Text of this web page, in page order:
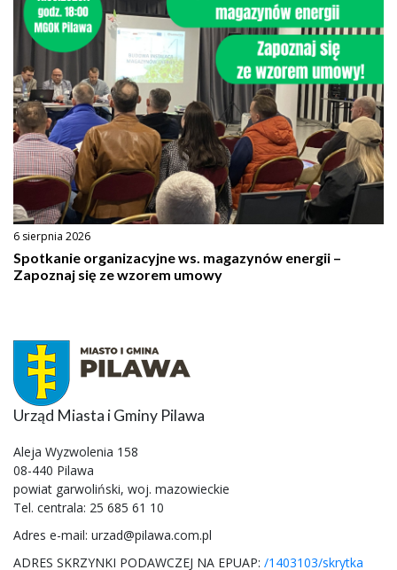
6 sierpnia 2026
Spotkanie organizacyjne ws. magazynów energii –
Zapoznaj się ze wzorem umowy
Urząd Miasta i Gminy Pilawa
Aleja Wyzwolenia 158
08-440 Pilawa
powiat garwoliński, woj. mazowieckie
Tel. centrala: 25 685 61 10
Adres e-mail: urzad@pilawa.com.pl
ADRES SKRZYNKI PODAWCZEJ NA EPUAP: /1403103/skrytka